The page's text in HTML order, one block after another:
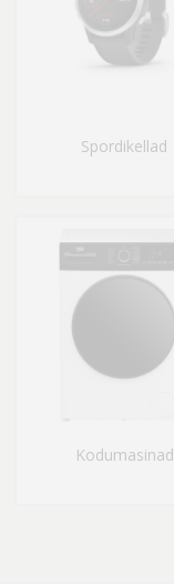
Spordikellad
Kodumasinad